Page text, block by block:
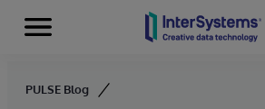
Skip to content
Menu
PULSE Blog